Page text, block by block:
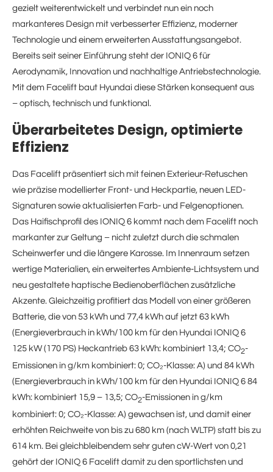
gezielt weiterentwickelt und verbindet nun ein noch
markanteres Design mit verbesserter Effizienz, moderner
Technologie und einem erweiterten Ausstattungsangebot.
Bereits seit seiner Einführung steht der IONIQ 6 für
Aerodynamik, Innovation und nachhaltige Antriebstechnologie.
Mit dem Facelift baut Hyundai diese Stärken konsequent aus
– optisch, technisch und funktional.
Überarbeitetes Design, optimierte
Effizienz
Das Facelift präsentiert sich mit feinen Exterieur-Retuschen
wie präzise modellierter Front- und Heckpartie, neuen LED-
Signaturen sowie aktualisierten Farb- und Felgenoptionen.
Das Haifischprofil des IONIQ 6 kommt nach dem Facelift noch
markanter zur Geltung – nicht zuletzt durch die schmalen
Scheinwerfer und die längere Karosse. Im Innenraum setzen
wertige Materialien, ein erweitertes Ambiente-Lichtsystem und
neu gestaltete haptische Bedienoberflächen zusätzliche
Akzente. Gleichzeitig profitiert das Modell von einer größeren
Batterie, die von 53 kWh und 77,4 kWh auf jetzt 63 kWh
(Energieverbrauch in kWh/100 km für den Hyundai IONIQ 6
125 kW (170 PS) Heckantrieb 63 kWh: kombiniert 13,4; CO2-
Emissionen in g/km kombiniert: 0; CO₂-Klasse: A) und 84 kWh
(Energieverbrauch in kWh/100 km für den Hyundai IONIQ 6 84
kWh: kombiniert 15,9 – 13,5; CO2-Emissionen in g/km
kombiniert: 0; CO₂-Klasse: A) gewachsen ist, und damit einer
erhöhten Reichweite von bis zu 680 km (nach WLTP) statt bis zu
614 km. Bei gleichbleibendem sehr guten cW-Wert von 0,21
gehört der IONIQ 6 Facelift damit zu den sportlichsten und